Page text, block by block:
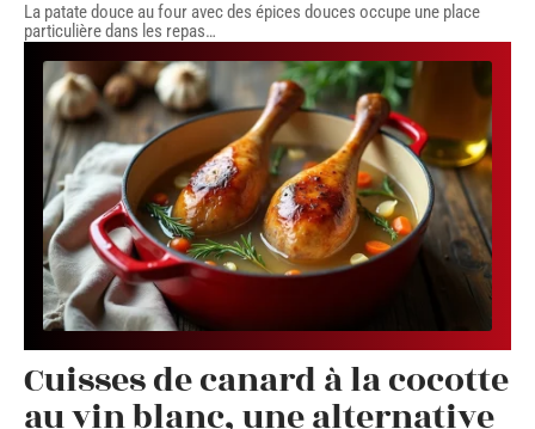
La patate douce au four avec des épices douces occupe une place
particulière dans les repas…
Cuisses de canard à la cocotte
au vin blanc, une alternative